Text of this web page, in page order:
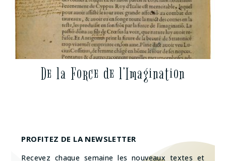
De la Force de l’Imagination
PROFITEZ DE LA NEWSLETTER
Recevez chaque semaine les nouveaux textes et